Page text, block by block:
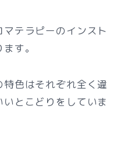
テラピーのインスト
す。
色はそれぞれ全く違
とこどりをしていま